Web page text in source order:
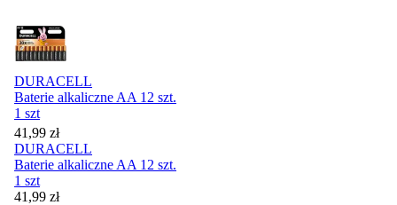
DURACELL
Baterie alkaliczne AA 12 szt.
1 szt
Cena
41,99 zł
DURACELL
Baterie alkaliczne AA 12 szt.
1 szt
Cena
41,99 zł